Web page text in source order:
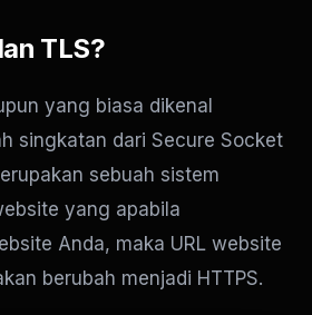
TLS?
yang biasa dikenal
singkatan dari Secure Socket
sebuah sistem
yang apabila
Anda, maka URL website
berubah menjadi HTTPS.